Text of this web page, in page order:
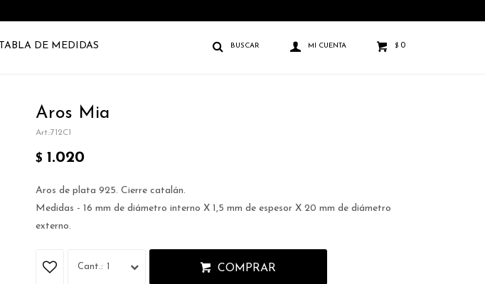
TABLA DE MEDIDAS $ 0
Aros Mia
712C1
$ 1.020
Aros de plata 925. Cierre catalán.
Medidas - 16 mm de diámetro interno X 1,5 mm de espesor X 20 mm de diámetro
externo.
1 COMPRAR